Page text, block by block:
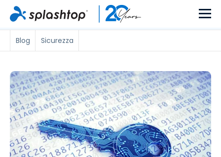
Blog Sicurezza